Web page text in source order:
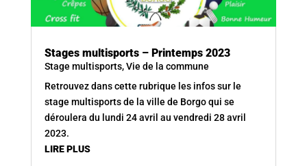
Stages multisports – Printemps 2023
Stage multisports,Vie de la commune
Retrouvez dans cette rubrique les infos sur le
stage multisports de la ville de Borgo qui se
déroulera du lundi 24 avril au vendredi 28 avril
2023.
LIRE PLUS